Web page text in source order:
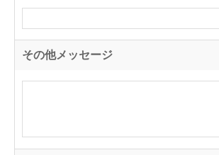
その他メッセージ